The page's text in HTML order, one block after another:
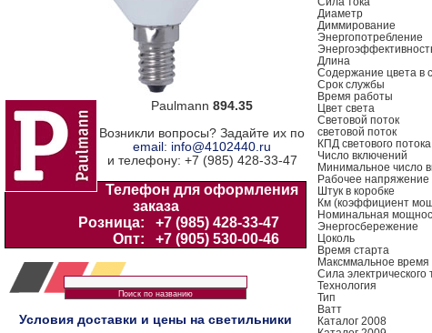
Paulmann 894.35
Возникли вопросы? Задайте их по
email : info@4102440.ru
и телефону: +7 (985) 428-33-47
Телефон для оформления
заказа
Розница: +7 (985) 428-33-47
Опт: +7 (905) 530-00-46
Условия доставки и цены на светильники
Диаметр
Диммирование
Энергопотребление
Длина
Содержание цвета в
Срок службы
Время работы
Цвет света
Световой поток
световой поток
КПД светового потока
Число включений
Минимальное число
Рабочее напряжение
Штук в коробке
Км (коэффициент
Номинальная
Энергосбережение
Цоколь
Время старта
Максммальное время
Сила электрического
Технология
Тип
Ватт
Каталог 2008